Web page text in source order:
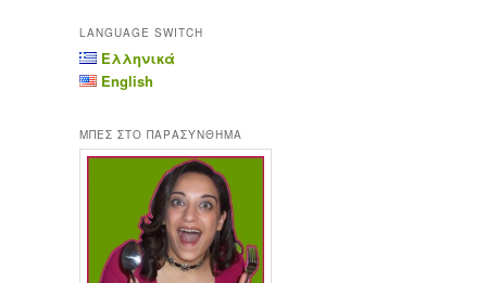
LANGUAGE SWITCH
Ελληνικά
English
ΜΠΕΣ ΣΤΟ ΠΑΡΑΣΥΝΘΗΜΑ